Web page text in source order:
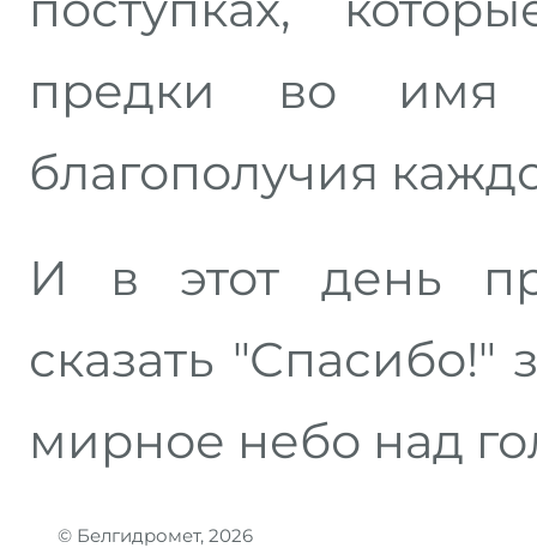
предки во имя
благополучия
И в этот день
сказать "Спасибо!"
мирное небо над
© Белгидромет, 2026